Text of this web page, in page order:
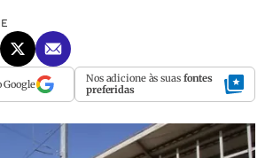
Nos adicione às suas fontes
preferidas